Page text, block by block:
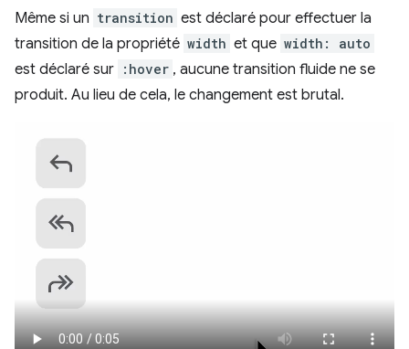
Même si un transition est déclaré pour effectuer la
transition de la propriété width et que width: auto
est déclaré sur :hover , aucune transition fluide ne se
produit. Au lieu de cela, le changement est brutal.